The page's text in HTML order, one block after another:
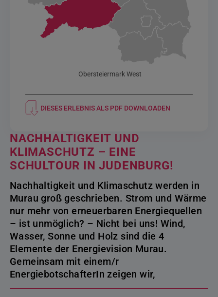
Obersteiermark West
DIESES ERLEBNIS ALS PDF DOWNLOADEN
NACHHALTIGKEIT UND
KLIMASCHUTZ – EINE
SCHULTOUR IN JUDENBURG!
Nachhaltigkeit und Klimaschutz werden in
Murau groß geschrieben. Strom und Wärme
nur mehr von erneuerbaren Energiequellen
– ist unmöglich? – Nicht bei uns! Wind,
Wasser, Sonne und Holz sind die 4
Elemente der Energievision Murau.
Gemeinsam mit einem/r
EnergiebotschafterIn zeigen wir,